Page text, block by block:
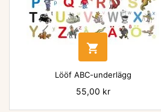

Lööf ABC-underlägg
Pris
55,00 kr